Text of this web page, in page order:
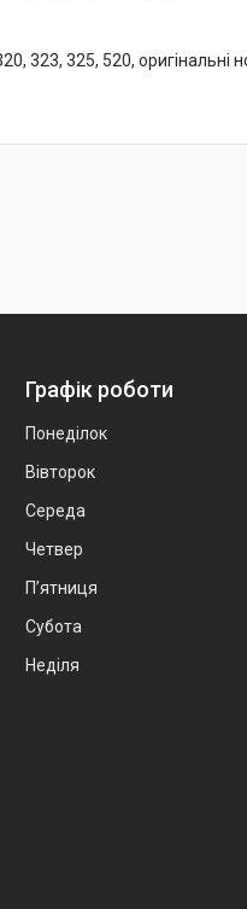
323, 325, 520,
Графік роботи
Понеділок
Вівторок
Середа
Четвер
Пʼятниця
Субота
Неділя